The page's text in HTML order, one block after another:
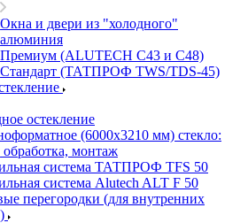
Окна и двери из "холодного"
алюминия
Премиум (ALUTECH C43 и C48)
Стандарт (ТАТПРОФ TWS/TDS-45)
остекление
(6000x3210 мм) стекло:
обработка, монтаж
система ТАТПРОФ TFS 50
система Alutech ALT F 50
перегородки (для внутренних